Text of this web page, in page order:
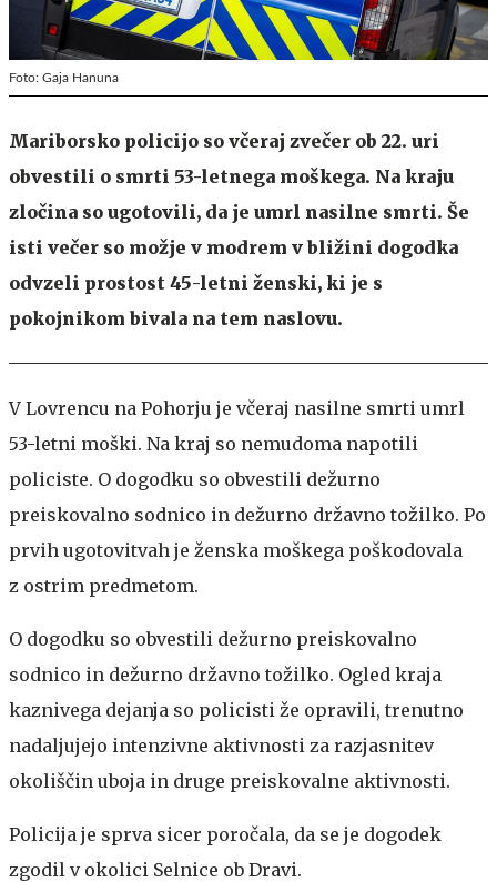
Foto: Gaja Hanuna
Mariborsko policijo so včeraj zvečer ob 22. uri
obvestili o smrti 53-letnega moškega. Na kraju
zločina so ugotovili, da je umrl nasilne smrti. Še
isti večer so možje v modrem v bližini dogodka
odvzeli prostost 45-letni ženski, ki je s
pokojnikom bivala na tem naslovu.
V Lovrencu na Pohorju je včeraj nasilne smrti umrl
53-letni moški. Na kraj so nemudoma napotili
policiste. O dogodku so obvestili dežurno
preiskovalno sodnico in dežurno državno tožilko. Po
prvih ugotovitvah je ženska moškega poškodovala
z ostrim predmetom.
O dogodku so obvestili dežurno preiskovalno
sodnico in dežurno državno tožilko. Ogled kraja
kaznivega dejanja so policisti že opravili, trenutno
nadaljujejo intenzivne aktivnosti za razjasnitev
okoliščin uboja in druge preiskovalne aktivnosti.
Policija je sprva sicer poročala, da se je dogodek
zgodil v okolici Selnice ob Dravi.